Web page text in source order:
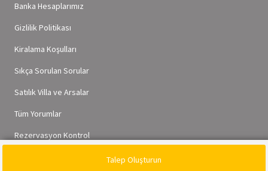
Talep Oluşturun
Banka Hesaplarımız
Gizlilik Politikası
Kiralama Koşulları
Sıkça Sorulan Sorular
Satılık Villa ve Arsalar
Tüm Yorumlar
Rezervasyon Kontrol